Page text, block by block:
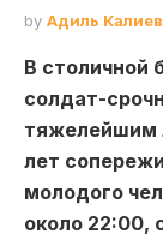
by Адиль Калиев
В столичной
солдат-
тяжелейшим
лет
молодого
около 22:00,